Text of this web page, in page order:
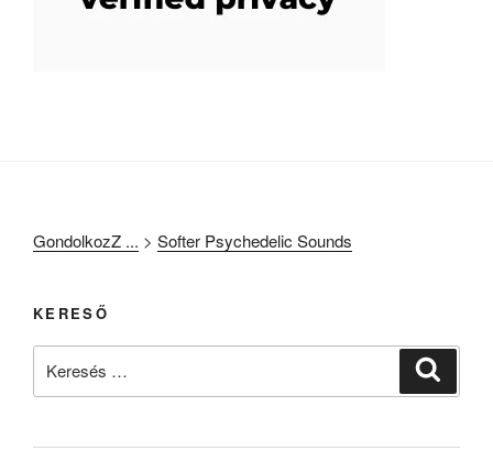
GondolkozZ ... > Softer Psychedelic Sounds
KERESŐ